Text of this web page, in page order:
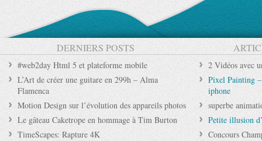
DERNIERS POSTS
#web2day Html 5 et plateforme mobile
L’Art de créer une guitare en 299h – Alma
Flamenca
Motion Design sur l’évolution des appareils photos
Le gâteau Caketrope en hommage à Tim Burton
TimeScapes: Rapture 4K
2 Vidéos avec
Pixel Painting
iphone
superbe
Petite illusion
Concours